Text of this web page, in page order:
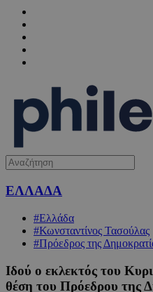
ΕΛΛΑΔΑ
#Ελλάδα
#Κωνσταντίνος Τασούλας
#Πρόεδρος της
Ιδού ο εκλεκτός του
θέση του Πρόεδρου της